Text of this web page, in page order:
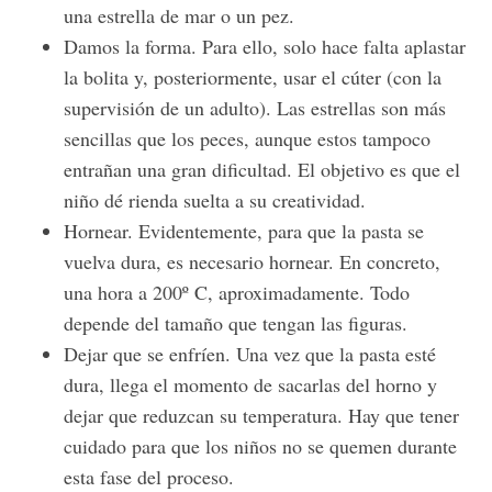
una estrella de mar o un pez.
Damos la forma. Para ello, solo hace falta aplastar
la bolita y, posteriormente, usar el cúter (con la
supervisión de un adulto). Las estrellas son más
sencillas que los peces, aunque estos tampoco
entrañan una gran dificultad. El objetivo es que el
niño dé rienda suelta a su creatividad.
Hornear. Evidentemente, para que la pasta se
vuelva dura, es necesario hornear. En concreto,
una hora a 200º C, aproximadamente. Todo
depende del tamaño que tengan las figuras.
Dejar que se enfríen. Una vez que la pasta esté
dura, llega el momento de sacarlas del horno y
dejar que reduzcan su temperatura. Hay que tener
cuidado para que los niños no se quemen durante
esta fase del proceso.
S
e
c
h
f
o
r
: